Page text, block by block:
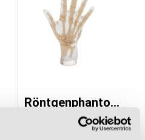
Röntgenphantom Hand, transparent